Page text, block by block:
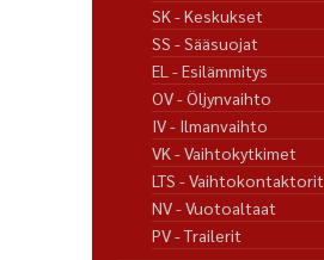
SK - Keskukset
SS - Sääsuojat
EL - Esilämmitys
OV - Öljynvaihto
IV - Ilmanvaihto
VK - Vaihtokytkimet
LTS - Vaihtokontaktorit
NV - Vuotoaltaat
PV - Trailerit